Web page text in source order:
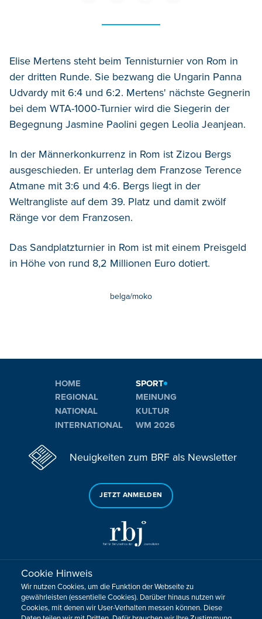
Elise Mertens steht beim Tennisturnier von Rom in
der dritten Runde. Sie bezwang die Ungarin Panna
Udvardy mit 6:4 und 6:2. Mertens' nächste Gegnerin
bei dem WTA-1000-Turnier wird die Siegerin der
Begegnung Jasmine Paolini gegen Leolia Jeanjean.
In der Männerkonkurrenz in Rom ist Zizou Bergs
ausgeschieden. Er unterlag dem Franzose Terence
Atmane mit 3:6 und 4:6. Bergs liegt in der
Weltrangliste auf dem 39. Platz und damit zwölf
Ränge vor dem Franzosen.
Das Sandplatzturnier in Rom ist mit einem Preisgeld
in Höhe von rund 8,2 Millionen Euro dotiert.
belga/moko
HOME
REGIONAL
NATIONAL
INTERNATIONAL
SPORT
MEINUNG
KULTUR
WM 2026
Neuigkeiten zum BRF als Newsletter
JETZT ANMELDEN
Sie haben noch Fragen oder Anmerkungen?
Cookie Hinweis
Wir nutzen Cookies, um die Funktion der Webseite zu
gewährleisten (essentielle Cookies). Darüber hinaus nutzen wir
Cookies, mit denen wir User-Verhalten messen können. Diese